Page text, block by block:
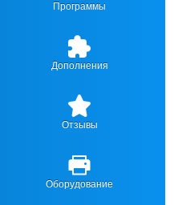
Программы
Дополнения
Отзывы
Оборудование